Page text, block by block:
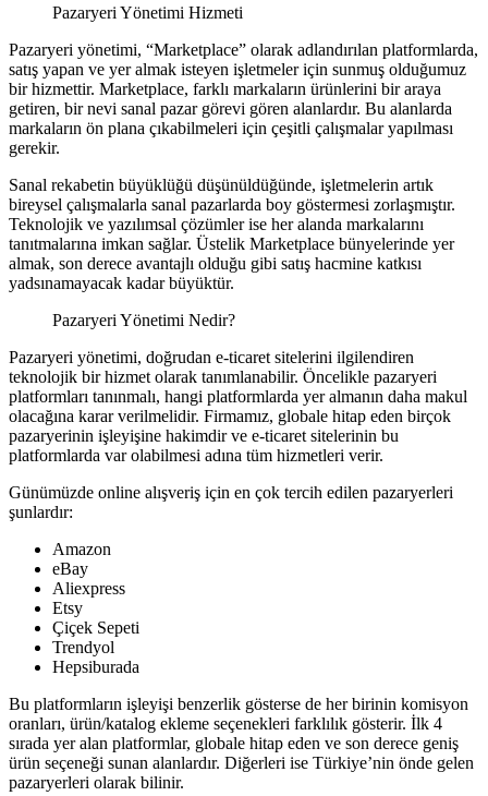
Pazaryeri Yönetimi Hizmeti
Pazaryeri yönetimi, “Marketplace” olarak adlandırılan platformlarda,
satış yapan ve yer almak isteyen işletmeler için sunmuş olduğumuz
bir hizmettir. Marketplace, farklı markaların ürünlerini bir araya
getiren, bir nevi sanal pazar görevi gören alanlardır. Bu alanlarda
markaların ön plana çıkabilmeleri için çeşitli çalışmalar yapılması
gerekir.
Sanal rekabetin büyüklüğü düşünüldüğünde, işletmelerin artık
bireysel çalışmalarla sanal pazarlarda boy göstermesi zorlaşmıştır.
Teknolojik ve yazılımsal çözümler ise her alanda markalarını
tanıtmalarına imkan sağlar. Üstelik Marketplace bünyelerinde yer
almak, son derece avantajlı olduğu gibi satış hacmine katkısı
yadsınamayacak kadar büyüktür.
Pazaryeri Yönetimi Nedir?
Pazaryeri yönetimi, doğrudan e-ticaret sitelerini ilgilendiren
teknolojik bir hizmet olarak tanımlanabilir. Öncelikle pazaryeri
platformları tanınmalı, hangi platformlarda yer almanın daha makul
olacağına karar verilmelidir. Firmamız, globale hitap eden birçok
pazaryerinin işleyişine hakimdir ve e-ticaret sitelerinin bu
platformlarda var olabilmesi adına tüm hizmetleri verir.
Günümüzde online alışveriş için en çok tercih edilen pazaryerleri
şunlardır:
Amazon
eBay
Aliexpress
Etsy
Çiçek Sepeti
Trendyol
Hepsiburada
Bu platformların işleyişi benzerlik gösterse de her birinin komisyon
oranları, ürün/katalog ekleme seçenekleri farklılık gösterir. İlk 4
sırada yer alan platformlar, globale hitap eden ve son derece geniş
ürün seçeneği sunan alanlardır. Diğerleri ise Türkiye’nin önde gelen
pazaryerleri olarak bilinir.